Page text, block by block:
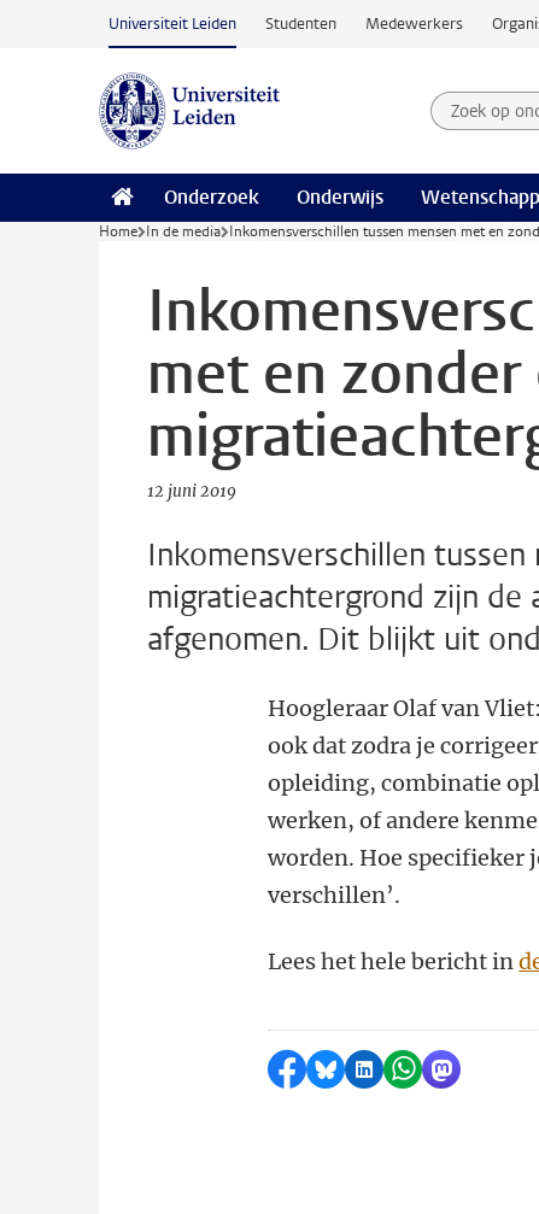
Ga naar hoofdinhoud
Universiteit Leiden Studenten Medewerkers
Zoek op
Zoekterm
Onderzoek Onderwijs
Home In de media Inkomensverschillen tussen mensen met en
met en zonder
12 juni 2019
Inkomensverschillen
migratieachtergrond zijn
afgenomen. Dit blijkt uit
Hoogleraar Olaf van
ook dat zodra je
opleiding, combinatie
werken, of andere
worden. Hoe specifieker
verschillen’.
Lees het hele bericht in
Delen op Facebook
Delen via Bluesky
Delen op LinkedIn
Delen via
Delen via